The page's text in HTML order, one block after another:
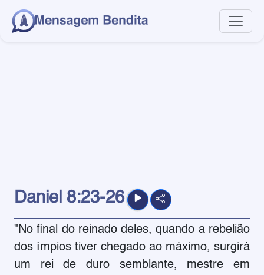
Daniel 8:23-26
"No final do reinado deles, quando a rebelião
dos ímpios tiver chegado ao máximo, surgirá
um rei de duro semblante, mestre em